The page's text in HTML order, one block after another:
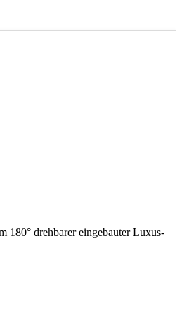
180° drehbarer eingebauter Luxus-